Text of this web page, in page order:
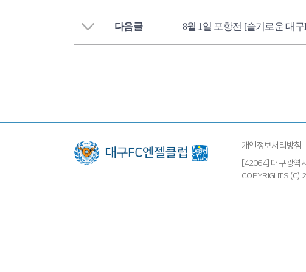
다음글 8월 1일 포항전 [슬기로운 대
개인정보처리방침
[42064] 대구광역
COPYRIGHTS (C)